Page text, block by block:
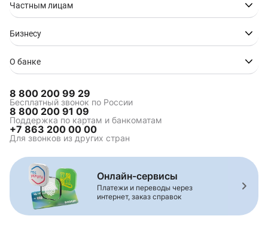
Частным лицам
Бизнесу
О банке
8 800 200 99 29
Бесплатный звонок по России
8 800 200 91 09
Поддержка по картам и банкоматам
+7 863 200 00 00
Для звонков из других стран
Онлайн-сервисы
Платежи и переводы через
интернет, заказ справок